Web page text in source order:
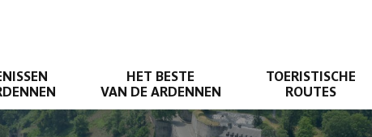
HET BESTE
VAN DE ARDENNEN
TOERISTISCHE
ROUTES